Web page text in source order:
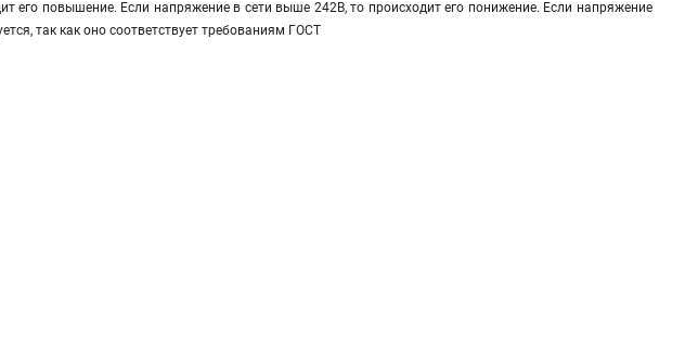
его повышение. Если напряжение в сети выше 242В, то происходит его понижение. Если напряжение
так как оно соответствует требованиям ГОСТ